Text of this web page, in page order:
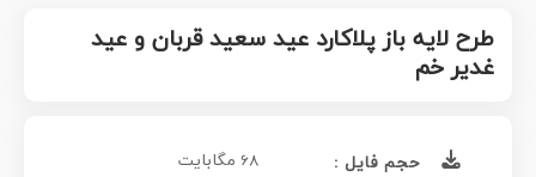
طرح لایه باز پلاکارد عید سعید قربان و عید
غدیر خم
حجم فایل : 68 مگابایت